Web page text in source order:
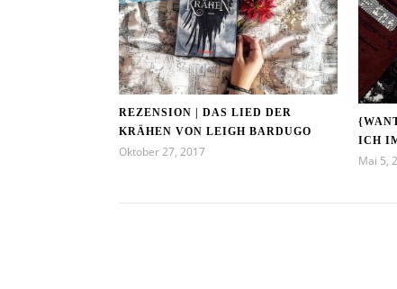
REZENSION | DAS LIED DER
KRÄHEN VON LEIGH BARDUGO
Oktober 27, 2017
ICH
Mai 5,